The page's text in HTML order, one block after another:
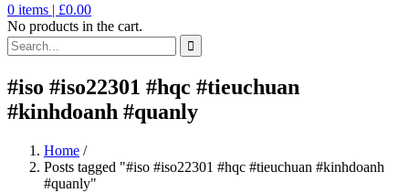
0 items | £0.00
No products in the cart.
#iso #iso22301 #hqc #tieuchuan
#kinhdoanh #quanly
Home /
Posts tagged "#iso #iso22301 #hqc #tieuchuan #kinhdoanh
#quanly"